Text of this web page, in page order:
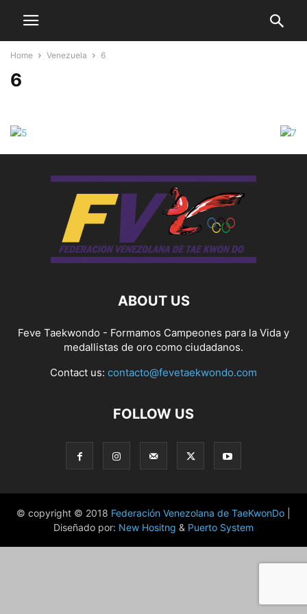
Home Venezuela 6
6
ABOUT US
Feve Taekwondo - Formamos Campeones para la Vida y
medallistas de oro como ciudadanos.
Contact us: contacto@fevetaekwondo.com
FOLLOW US
© copyright © 2018 Federación Venezolana de TaeKwonDo
Diseñado por: New Hositng & Puerto System